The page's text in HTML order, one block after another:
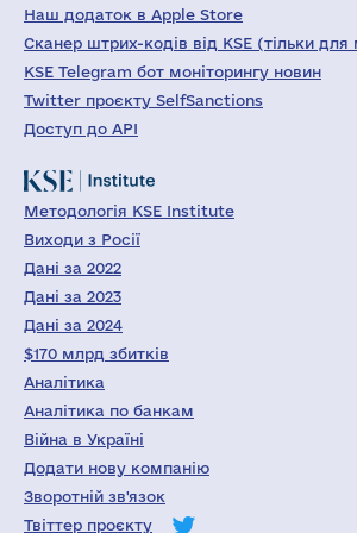
Наш додаток в Apple Store
Сканер штрих-кодів від KSE (тільки для
KSE Telegram бот моніторингу новин
Twitter проєкту SelfSanctions
Доступ до API
Методологія KSE Institute
Виходи з Росії
Дані за 2022
Дані за 2023
Дані за 2024
$170 млрд збитків
Аналітика
Аналітика по банкам
Війна в Україні
Додати нову компанію
Зворотній зв'язок
Твіттер проєкту